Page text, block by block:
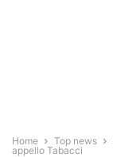
Home Top news
appello Tabacci